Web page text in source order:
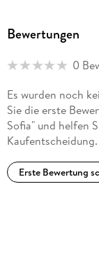
Journalist und
Sofia gezogen
miterlebt. Wenn
bulgarischen
Kulturszene
politische und
Welt der Bulgaren.
Bewertungen
0
Es wurden noch
Sie die erste
Sofia" und helfen
Kaufentscheidung.
Erste Bewertung